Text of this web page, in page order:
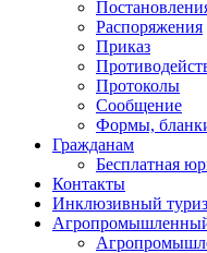
Распоряжения
Приказ
Протоколы
Сообщение
Формы,
Гражданам
Бесплатная
Контакты
Инклюзивный